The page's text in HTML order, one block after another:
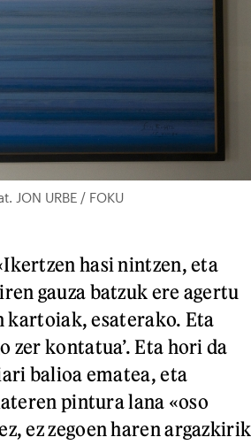
JON URBE / FOKU
hasi nintzen, eta
gauza batzuk ere agertu
esaterako. Eta
zer kontatua’. Eta hori da
balioa ematea, eta
pintura lana «oso
ez zegoen haren argazkirik